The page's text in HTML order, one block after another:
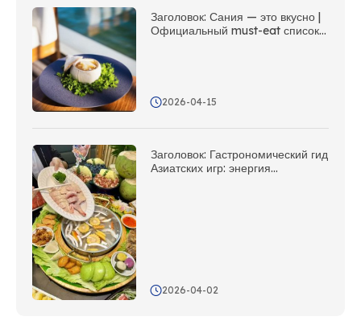
Заголовок: Сания — это вкусно |
Официальный must-eat список
2026-04-15
Заголовок: Гастрономический гид
Азиатских игр: энергия
2026-04-02